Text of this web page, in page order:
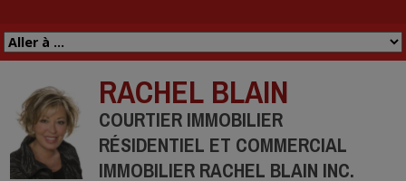
RACHEL BLAIN
COURTIER IMMOBILIER
RÉSIDENTIEL ET COMMERCIAL
IMMOBILIER RACHEL BLAIN INC.